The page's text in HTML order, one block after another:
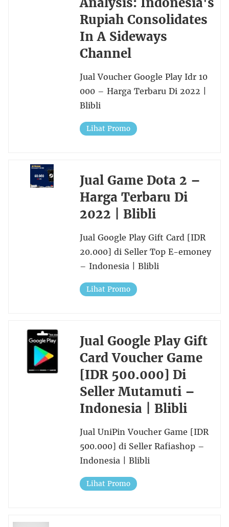
Rupiah Consolidates
In A Sideways
Channel
Jual Voucher Google Play Idr 10
000 – Harga Terbaru Di 2022 |
Blibli
Lihat Promo
Jual Game Dota 2 –
Harga Terbaru Di
2022 | Blibli
Jual Google Play Gift Card [IDR
20.000] di Seller Top E-emoney
– Indonesia | Blibli
Lihat Promo
Jual Google Play Gift
Card Voucher Game
[IDR 500.000] Di
Seller Mutamuti –
Indonesia | Blibli
Jual UniPin Voucher Game [IDR
500.000] di Seller Rafiashop –
Indonesia | Blibli
Lihat Promo